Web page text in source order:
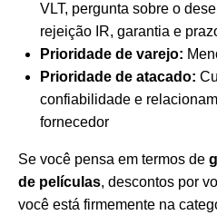
VLT, pergunta sobre o
rejeição IR, garantia e
Prioridade de varejo:
Prioridade de atacado:
confiabilidade e
fornecedor
Se você pensa em termos de
de películas, descontos por
você está firmemente na